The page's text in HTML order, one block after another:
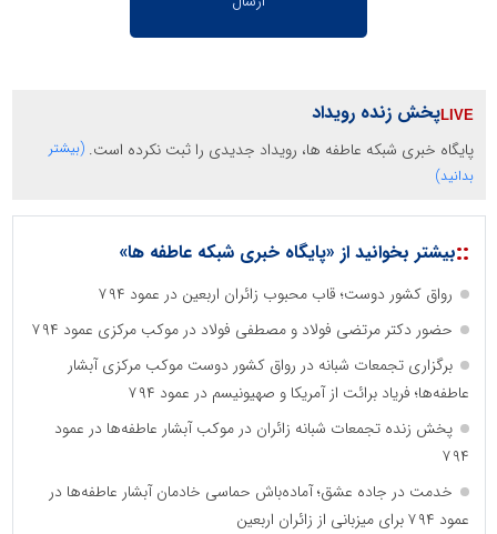
پخش زنده رویداد
پایگاه خبری شبکه عاطفه ها، رویداد جدیدی را ثبت نکرده است. (بیشتر
بدانید)
::بیشتر بخوانید از «پایگاه خبری شبکه عاطفه ها»
رواق کشور دوست؛ قاب محبوب زائران اربعین در عمود ۷۹۴
حضور دکتر مرتضی فولاد و مصطفی فولاد در موکب مرکزی عمود ۷۹۴
برگزاری تجمعات شبانه در رواق کشور دوست موکب مرکزی آبشار
عاطفه‌ها؛ فریاد برائت از آمریکا و صهیونیسم در عمود ۷۹۴
پخش زنده تجمعات شبانه زائران در موکب آبشار عاطفه‌ها در عمود
۷۹۴
خدمت در جاده عشق؛ آماده‌باش حماسی خادمان آبشار عاطفه‌ها در
عمود ۷۹۴ برای میزبانی از زائران اربعین